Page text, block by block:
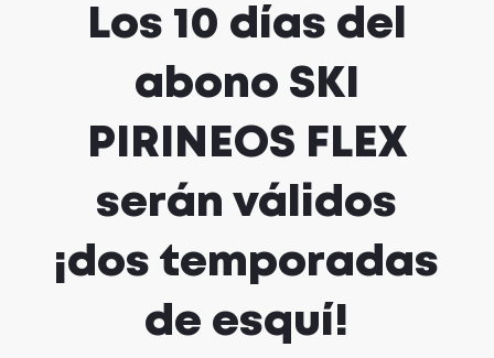
Los 10 días del
abono SKI
PIRINEOS FLEX
serán válidos
¡dos temporadas
de esquí!